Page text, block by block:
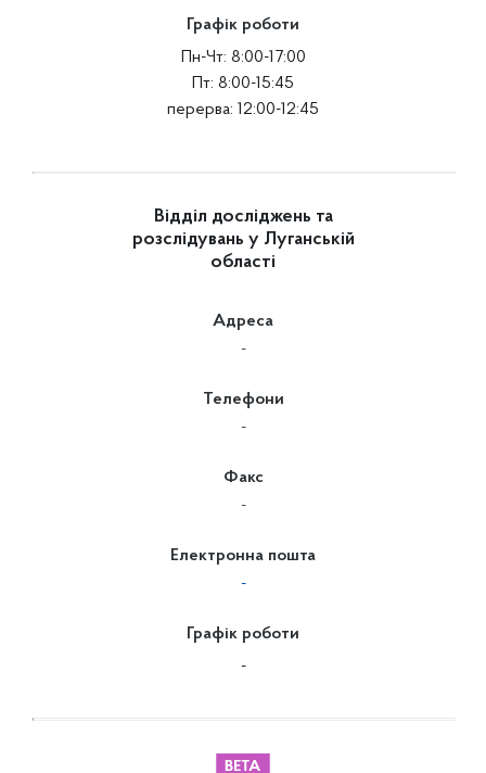
Графік роботи
Пн-Чт: 8:00-17:00
Пт: 8:00-15:45
перерва: 12:00-12:45
Відділ досліджень та
розслідувань у Луганській
області
Адреса
-
Телефони
-
Факс
-
Електронна пошта
-
Графік роботи
-